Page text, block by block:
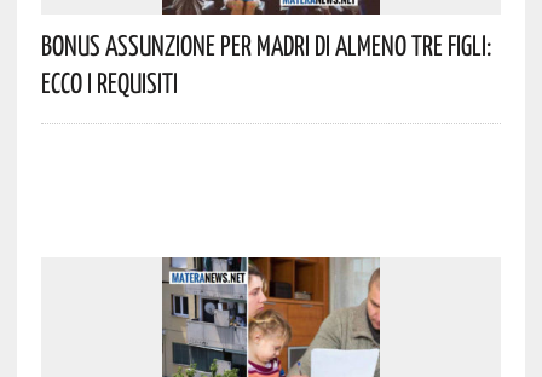
Bonus Assunzione Per Madri Di Almeno Tre Figli:
Ecco I Requisiti